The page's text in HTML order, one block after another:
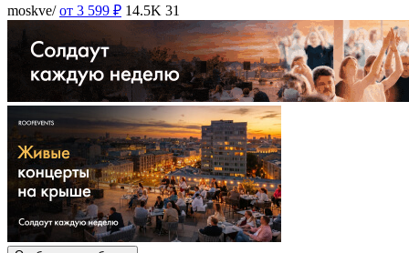
moskve/ от 3 599 ₽ 14.5K 31